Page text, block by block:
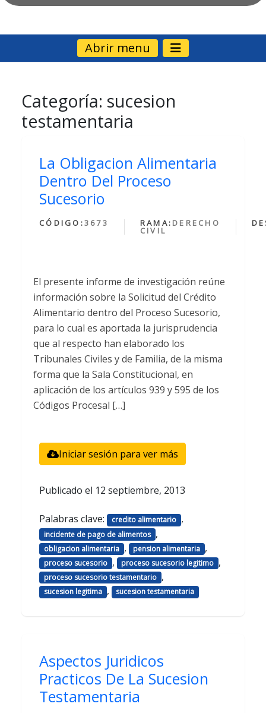
Abrir menu
Categoría: sucesion
testamentaria
La Obligacion Alimentaria
Dentro Del Proceso
Sucesorio
CÓDIGO:3673 RAMA: DERECHO
CIVIL
El presente informe de investigación reúne
información sobre la Solicitud del Crédito
Alimentario dentro del Proceso Sucesorio,
para lo cual es aportada la jurisprudencia
que al respecto han elaborado los
Tribunales Civiles y de Familia, de la misma
forma que la Sala Constitucional, en
aplicación de los artículos 939 y 595 de los
Códigos Procesal […]
Iniciar sesión para ver más
Publicado el 12 septiembre, 2013
Palabras clave: credito alimentario ,
incidente de pago de alimentos ,
obligacion alimentaria , pension alimentaria ,
proceso sucesorio , proceso sucesorio legitimo ,
proceso sucesorio testamentario ,
sucesion legitima , sucesion testamentaria
Aspectos Juridicos
Practicos De La Sucesion
Testamentaria